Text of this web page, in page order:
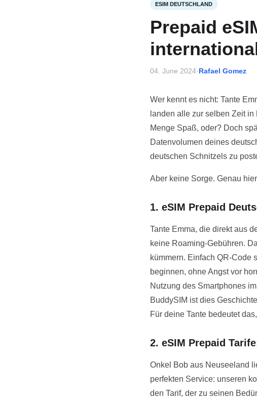
ESIM DEUTSCHLAND
Prepaid
04. June 2024·Rafael Gomez
Wer kennt es nicht: Tante
landen alle zur selben Zeit
Menge Spaß, oder? Doch
Datenvolumen deines
deutschen Schnitzels zu
Aber keine Sorge. Genau
1. eSIM Prepaid
Tante Emma, die direkt aus
keine Roaming-Gebühren.
kümmern. Einfach QR-Code
beginnen, ohne Angst vor
Nutzung des Smartphones
BuddySIM ist dies
Für deine Tante bedeutet
2. eSIM Prepaid
Onkel Bob aus Neuseeland
perfekten Service: unseren
den Tarif, der zu seinen